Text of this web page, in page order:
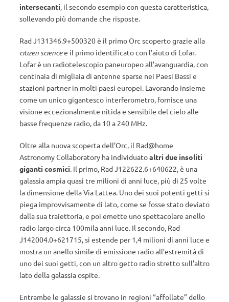
intersecanti, il secondo esempio con questa caratteristica,
sollevando più domande che risposte.
Rad J131346.9+500320 è il primo Orc scoperto grazie alla
citizen sciencee il primo identificato con l’aiuto di Lofar.
Lofar è un radiotelescopio paneuropeo all’avanguardia, con
centinaia di migliaia di antenne sparse nei Paesi Bassi e
stazioni partner in molti paesi europei. Lavorando insieme
come un unico gigantesco interferometro, fornisce una
visione eccezionalmente nitida e sensibile del cielo alle
basse frequenze radio, da 10 a 240 MHz.
Oltre alla nuova scoperta dell’Orc, il Rad@home
Astronomy Collaboratory ha individuatoaltri due insoliti
giganti cosmici. Il primo, Rad J122622.6+640622, è una
galassia ampia quasi tre milioni di anni luce, più di 25 volte
la dimensione della Via Lattea. Uno dei suoi potenti getti si
piega improvvisamente di lato, come se fosse stato deviato
dalla sua traiettoria, e poi emette uno spettacolare anello
radio largo circa 100mila anni luce. Il secondo, Rad
J142004.0+621715, si estende per 1,4 milioni di anni luce e
mostra un anello simile di emissione radio all’estremità di
uno dei suoi getti, con un altro getto radio stretto sull’altro
lato della galassia ospite.
Entrambe le galassie si trovano in regioni “affollate” dello